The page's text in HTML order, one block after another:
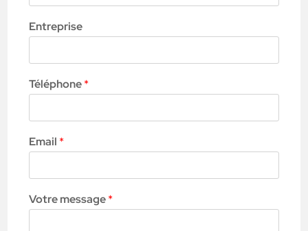
Entreprise
Téléphone*
Email *
Votre message*